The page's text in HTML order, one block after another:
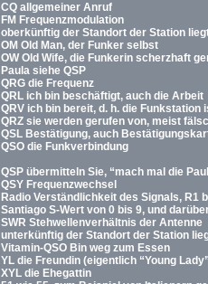
CQ allgemeiner Anruf
FM Frequenzmodulation
oberkünftig der Standort der Station
OM Old Man, der Funker selbst
OW Old Wife, die Funkerin scherzhaft
Paula siehe QSP
QRG die Frequenz
QRL ich bin beschäftigt, auch die Arbeit
QRV ich bin bereit, d. h. die Funkstation
QRZ sie werden gerufen von, meist
QSL Bestätigung, auch
QSO die Funkverbindung
QSP übermitteln Sie, “mach mal die
QSY Frequenzwechsel
Radio Verständlichkeit des Signals, R1
Santiago S-Wert von 0 bis 9, und
SWR Stehwellenverhältnis der Antenne
unterkünftig der Standort der Station
Vitamin-QSO Bin weg zum Essen
YL die Freundin (eigentlich “Young
XYL die Ehegattin